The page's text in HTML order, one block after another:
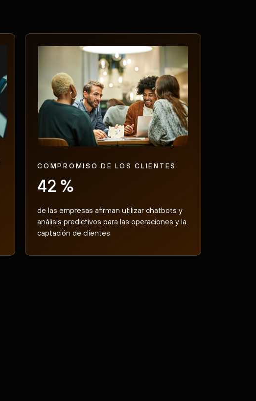
COMPROMISO DE LOS CLIENTES
42 %
de las empresas afirman utilizar chatbots y
análisis predictivos para las operaciones y la
captación de clientes